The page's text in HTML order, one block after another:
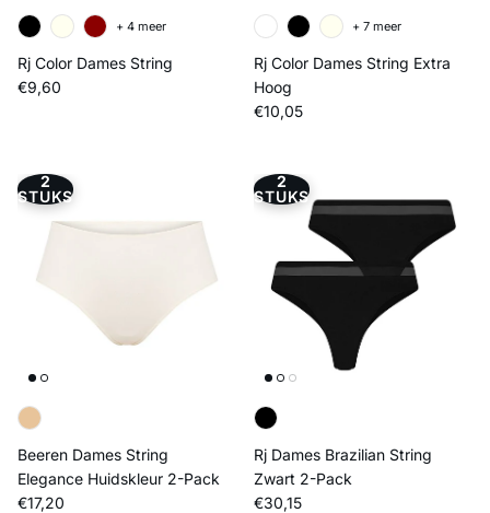
Rj Color Dames String
Reguliere prijs
€9,60
+ 4 meer
Rj Color Dames String Extra
Hoog
Reguliere prijs
€10,05
+ 7 meer
2
STUKS
Beeren Dames String
Elegance Huidskleur 2-Pack
Reguliere prijs
€17,20
2
STUKS
Rj Dames Brazilian String
Zwart 2-Pack
Reguliere prijs
€30,15